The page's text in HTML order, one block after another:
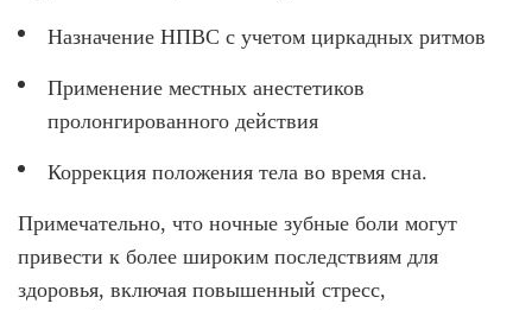
Назначение НПВС с учетом циркадных ритмов
Применение местных анестетиков
пролонгированного действия
Коррекция положения тела во время сна.
Примечательно, что ночные зубные боли могут
привести к более широким последствиям для
здоровья, включая повышенный стресс,